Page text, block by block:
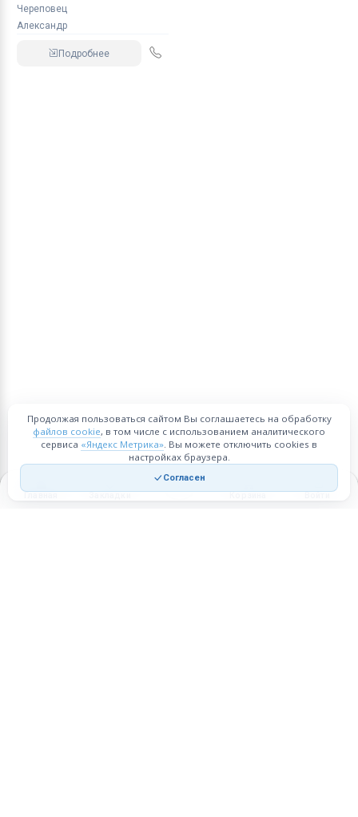
Череповец
Александр
Подробнее
Главная Закладки Корзина Войти
Продолжая пользоваться сайтом Вы соглашаетесь на обработку
файлов cookie, в том числе с использованием аналитического
сервиса «Яндекс Метрика». Вы можете отключить cookies в
настройках браузера.
Согласен